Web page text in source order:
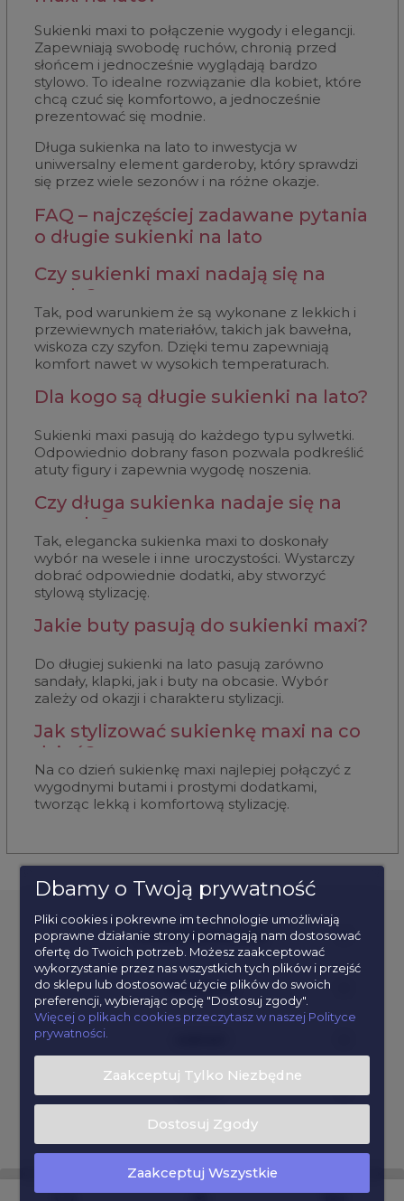
Sukienki maxi to połączenie wygody i elegancji.
Zapewniają swobodę ruchów, chronią przed
słońcem i jednocześnie wyglądają bardzo
stylowo. To idealne rozwiązanie dla kobiet, które
chcą czuć się komfortowo, a jednocześnie
prezentować się modnie.
Długa sukienka na lato to inwestycja w
uniwersalny element garderoby, który sprawdzi
się przez wiele sezonów i na różne okazje.
FAQ – najczęściej zadawane pytania
o długie sukienki na lato
Czy sukienki maxi nadają się na
upały?
Tak, pod warunkiem że są wykonane z lekkich i
przewiewnych materiałów, takich jak bawełna,
wiskoza czy szyfon. Dzięki temu zapewniają
komfort nawet w wysokich temperaturach.
Dla kogo są długie sukienki na lato?
Sukienki maxi pasują do każdego typu sylwetki.
Odpowiednio dobrany fason pozwala podkreślić
atuty figury i zapewnia wygodę noszenia.
Czy długa sukienka nadaje się na
wesele?
Tak, elegancka sukienka maxi to doskonały
wybór na wesele i inne uroczystości. Wystarczy
dobrać odpowiednie dodatki, aby stworzyć
stylową stylizację.
Jakie buty pasują do sukienki maxi?
Do długiej sukienki na lato pasują zarówno
sandały, klapki, jak i buty na obcasie. Wybór
zależy od okazji i charakteru stylizacji.
Jak stylizować sukienkę maxi na co
dzień?
Na co dzień sukienkę maxi najlepiej połączyć z
wygodnymi butami i prostymi dodatkami,
tworząc lekką i komfortową stylizację.
POPULARNE KATEGORIE
INFORMACJE
POMOC
pokaż pełną wersję strony
Dbamy o Twoją prywatność
Pliki cookies i pokrewne im technologie umożliwiają
poprawne działanie strony i pomagają nam dostosować
ofertę do Twoich potrzeb. Możesz zaakceptować
wykorzystanie przez nas wszystkich tych plików i przejść
do sklepu lub dostosować użycie plików do swoich
preferencji, wybierając opcję "Dostosuj zgody".
Więcej o plikach cookies przeczytasz w naszej Polityce
prywatności.
Zaakceptuj Tylko Niezbędne
Dostosuj Zgody
Zaakceptuj Wszystkie